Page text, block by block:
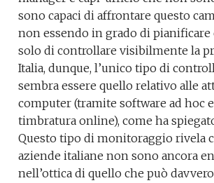
sono capaci di affrontare questo
non essendo in grado di pianificare
solo di controllare visibilmente la
Italia, dunque, l’unico tipo di
sembra essere quello relativo alle
computer (tramite software ad hoc
timbratura online), come ha
Questo tipo di monitoraggio rivela
aziende italiane non sono ancora
nell’ottica di quello che può